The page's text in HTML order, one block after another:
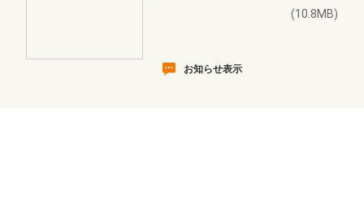
(10.8MB)
お知らせ表示